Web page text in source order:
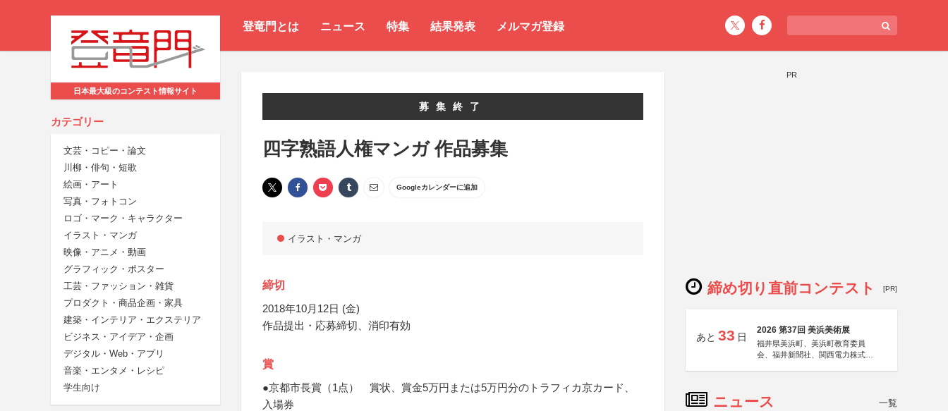
登竜門とは ニュース 特集 結果発表 メルマガ登録
日本最大級のコンテスト情報サイト
カテゴリー
文芸・コピー・論文
川柳・俳句・短歌
絵画・アート
写真・フォトコン
ロゴ・マーク・キャラクター
イラスト・マンガ
映像・アニメ・動画
グラフィック・ポスター
工芸・ファッション・雑貨
プロダクト・商品企画・家具
建築・インテリア・エクステリア
ビジネス・アイデア・企画
デジタル・Web・アプリ
音楽・エンタメ・レシピ
学生向け
募集終了
四字熟語人権マンガ 作品募集
Googleカレンダーに追加
イラスト・マンガ
締切
2018年10月12日 (金)
作品提出・応募締切、消印有効
賞
●京都市長賞（1点） 賞状、賞金5万円または5万円分のトラフィカ京カード、
入場券
PR
締め切り直前コンテスト [PR]
あと 33 日
2026 第37回 美浜美術展
福井県美浜町、美浜町教育委員
会、福井新聞社、関西電力株式会
ニュース 一覧